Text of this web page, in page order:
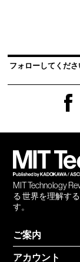
フォローしてくださ
MIT Technology
る 世界を理解す
す。
ご案内
アカウント